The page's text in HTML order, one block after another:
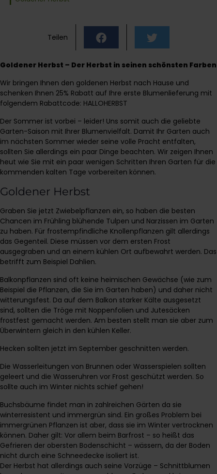
Teilen
Goldener Herbst – Der Herbst in seinen schönsten Farben
Wir bringen Ihnen den goldenen Herbst nach Hause und
schenken Ihnen 25% Rabatt auf Ihre erste Blumenlieferung mit
folgendem Rabattcode: HALLOHERBST
Der Sommer ist vorbei – leider! Uns somit auch die geliebte
Garten-Saison mit Ihrer Blumenvielfalt. Damit Ihr Garten auch
im nächsten Sommer wieder seine volle Pracht entfalten,
sollten Sie allerdings ein paar Dinge beachten. Wir zeigen Ihnen
heut wie Sie mit ein paar wenigen Schritten Ihren Garten für die
kommenden kalten Tage vorbereiten können.
Goldener Herbst
Graben Sie jetzt Zwiebelpflanzen ein, so haben die besten
Chancen im Frühling blühende Tulpen und Narzissen im Garten
zu haben. Für frostempfindliche Knollenpflanzen gilt allerdings
das Gegenteil. Diese müssen vor dem ersten Frost
ausgegraben und an einem kühlen Ort aufbewahrt werden. Das
betrifft zum Beispiel Dahlien.
Balkonpflanzen sind oft keine heimischen Gewächse (wie zum
Beispiel die Pflanzen, die Sie im Garten haben) und daher nicht
witterungsfest. Da auf dem Balkon starker Kälte ausgesetzt
sind, sollten die Tröge mit Noppenfolien und Jutesäcken
frostfest gemacht werden. Am besten stellt man sie aber zum
Überwintern gleich in den kühlen Keller.
Hecken sollten jetzt im September geschnitten werden.
Die Wasserleitungen von Brunnen oder Wasserspielen sollten
geleert und die Wasseruhren vor Frost geschützt werden. So
sollte auch im Winter nichts schief gehen!
Buchsbäume findet man in zahlreichen Gärten da sie
winterresistent und immergrün sind. Ein großes Problem bei
immergrünen Pflanzen ist aber, dass sie im Winter vertrocknen
können. Daher gilt: Vor allem beim Barfrost – so heißt das
Gefrieren der obersten Bodenschicht – wässern, da der Boden
nicht durch eine Schneedecke isoliert ist.
Der Herbst hat allerdings auch seine Vorzüge – Schnittblumen